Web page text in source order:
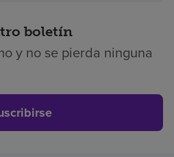
boletín
y no se pierda ninguna